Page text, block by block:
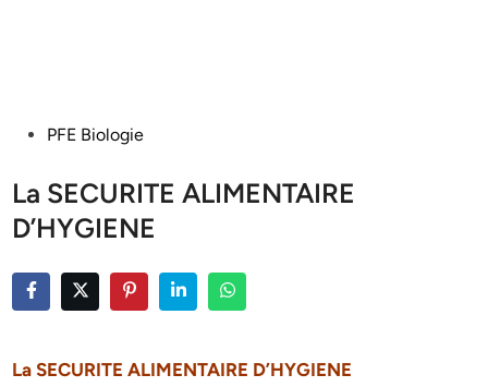
PostedPFE Biologie
La SECURITE ALIMENTAIRE
D’HYGIENE
La SECURITE ALIMENTAIRE D’HYGIENE